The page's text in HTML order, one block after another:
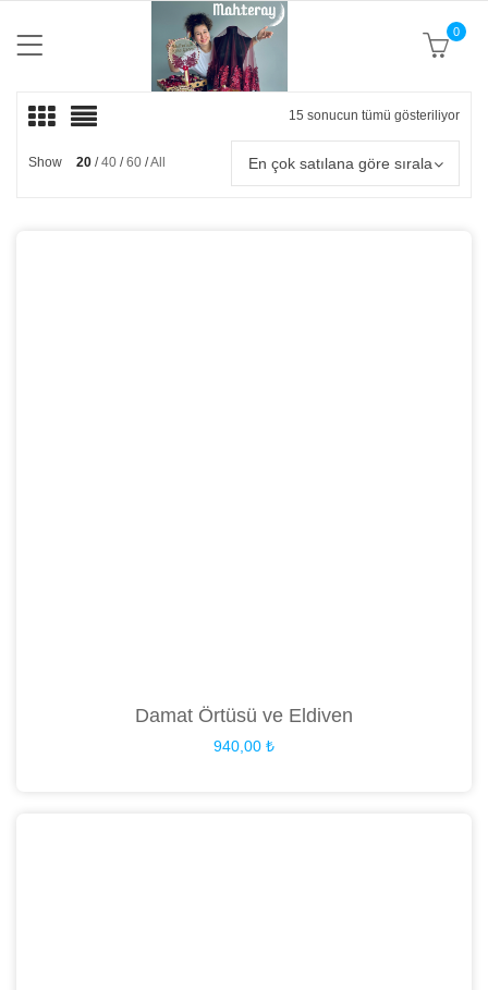
0
15 sonucun tümü gösteriliyor
göre
Show 20 40 60 All En çok satılana göre sırala
Damat Örtüsü ve Eldiven
940,00 ₺